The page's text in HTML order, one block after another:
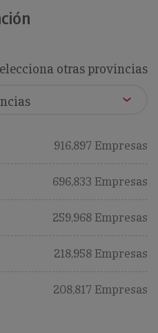
otras provincias
916,897 Empresas
696,833 Empresas
259,968 Empresas
218,958 Empresas
208,817 Empresas